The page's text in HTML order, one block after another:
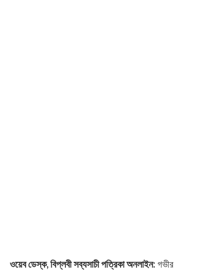
ওয়েব ডেস্ক, বিপ্লবী সব্যসাচী পত্রিকা অনলাইন: গভীর